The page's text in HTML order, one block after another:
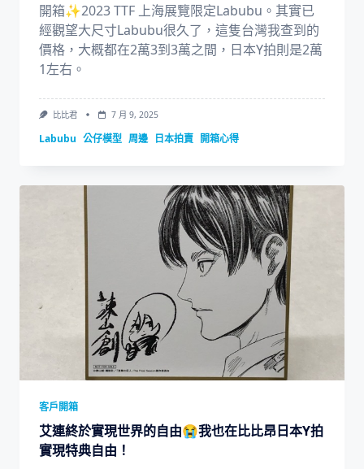
開箱✨2023 TTF 上海展覽限定Labubu。其實已
經觀望大尺寸Labubu很久了，這隻台灣我查到的
價格，大概都在2萬3到3萬之間，日本Y拍則是2萬
1左右。
比比君 7 月 9, 2025
Labubu 公仔模型 周邊 日本拍賣 開箱心得
客戶開箱
艾連終於實現世界的自由😭我也在比比昂日本Y拍
實現特典自由！